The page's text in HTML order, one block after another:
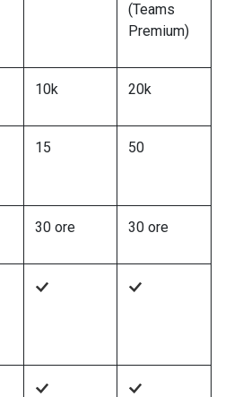
(Teams
Premium)
10k 20k
15 50
30 ore 30 ore